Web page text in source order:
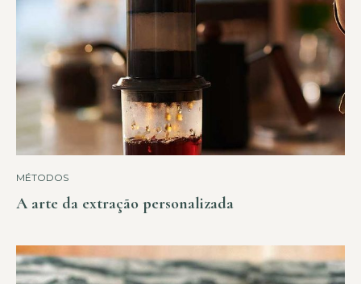
MÉTODOS
A arte da extração personalizada